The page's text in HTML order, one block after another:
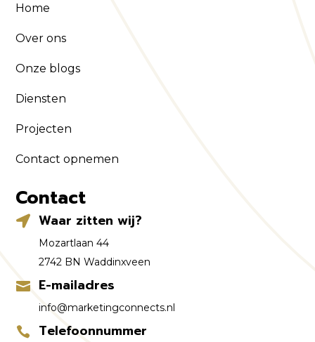
Home
Over ons
Onze blogs
Diensten
Projecten
Contact opnemen
Contact
 Waar zitten wij?
Mozartlaan 44
2742 BN Waddinxveen
 E-mailadres
info@marketingconnects.nl
 Telefoonnummer